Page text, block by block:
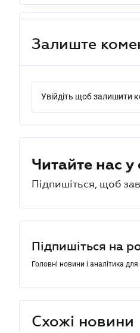
Залиште
Увійдіть щоб залишити
Читайте нас
Підпишіться, щоб
Підпишіться на
Головні новини і аналітика
Схожі новини